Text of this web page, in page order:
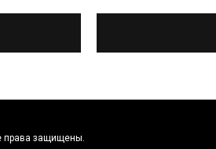
права защищены.